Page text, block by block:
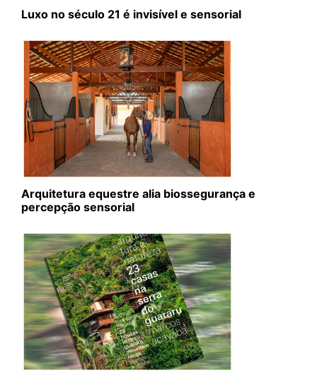
Luxo no século 21 é invisível e sensorial
Arquitetura equestre alia biossegurança e
percepção sensorial